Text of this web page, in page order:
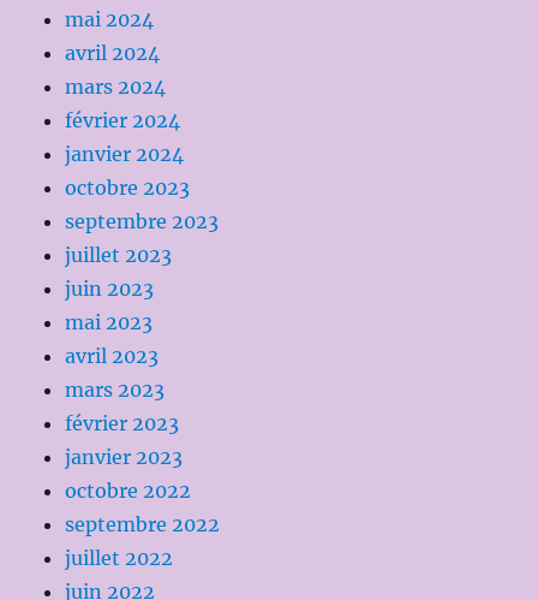
mai 2024
avril 2024
mars 2024
février 2024
janvier 2024
octobre 2023
septembre 2023
juillet 2023
juin 2023
mai 2023
avril 2023
mars 2023
février 2023
janvier 2023
octobre 2022
septembre 2022
juillet 2022
juin 2022